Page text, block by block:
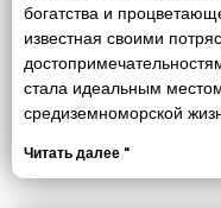
богатства и
известная своими
стала идеальным
средиземноморской
Читать далее "